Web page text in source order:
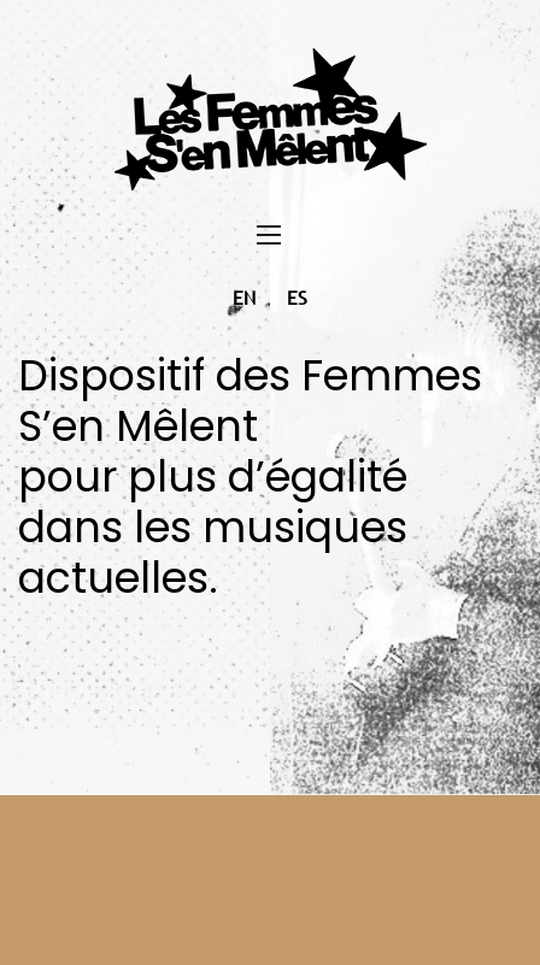
EN ES
Dispositif des Femmes
S’en Mêlent
pour plus d’égalité
dans les musiques
actuelles.